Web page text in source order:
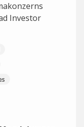
Investor